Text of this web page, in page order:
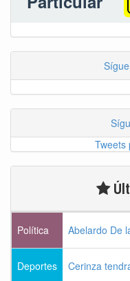
Tweets
Política Abelardo De
Deportes Cerinza